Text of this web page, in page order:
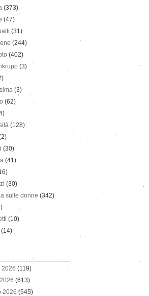
(373)
(47)
(31)
(244)
(402)
(3)
(3)
(62)
(128)
(30)
(41)
(30)
sulle donne (342)
(10)
(14)
2026 (119)
(613)
2026 (545)